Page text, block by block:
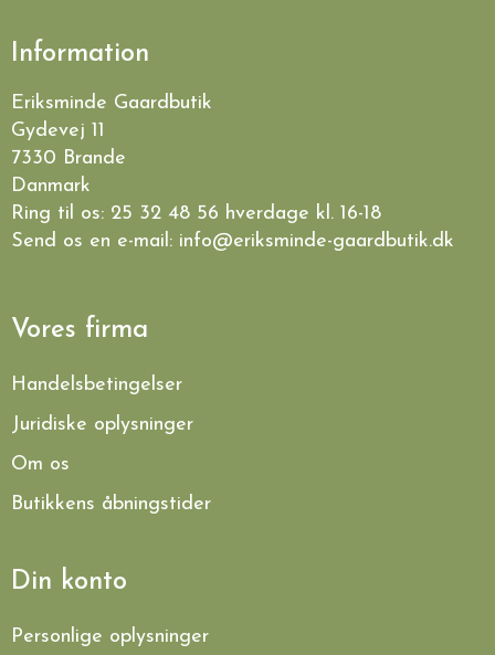
Information
Eriksminde Gaardbutik
Gydevej 11
7330 Brande
Danmark
Ring til os: 25 32 48 56 hverdage kl. 16-18
Send os en e-mail: info@eriksminde-gaardbutik.dk
Vores firma
Handelsbetingelser
Juridiske oplysninger
Om os
Butikkens åbningstider
Din konto
Personlige oplysninger